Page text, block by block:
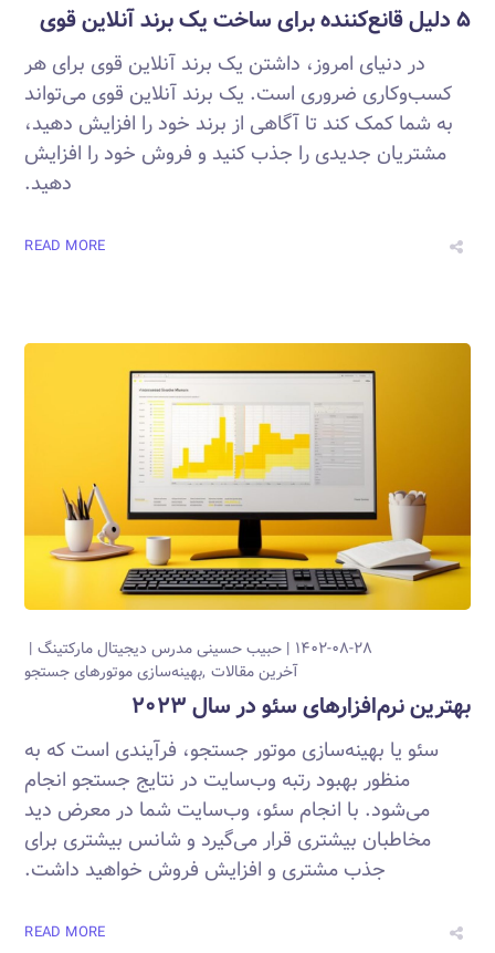
۵ دلیل قانع‌کننده برای ساخت یک برند آنلاین قوی
در دنیای امروز، داشتن یک برند آنلاین قوی برای هر
کسب‌وکاری ضروری است. یک برند آنلاین قوی می‌تواند
به شما کمک کند تا آگاهی از برند خود را افزایش دهید،
مشتریان جدیدی را جذب کنید و فروش خود را افزایش
دهید.
READ MORE
۱۴۰۲-۰۸-۲۸ حبیب حسینیمدرس دیجیتال مارکتینگ
آخرین مقالات بهینه‌سازی موتورهای جستجو
بهترین نرم‌افزارهای سئو در سال ۲۰۲۳
سئو یا بهینه‌سازی موتور جستجو، فرآیندی است که به
منظور بهبود رتبه وب‌سایت در نتایج جستجو انجام
می‌شود. با انجام سئو، وب‌سایت شما در معرض دید
مخاطبان بیشتری قرار می‌گیرد و شانس بیشتری برای
جذب مشتری و افزایش فروش خواهید داشت.
READ MORE